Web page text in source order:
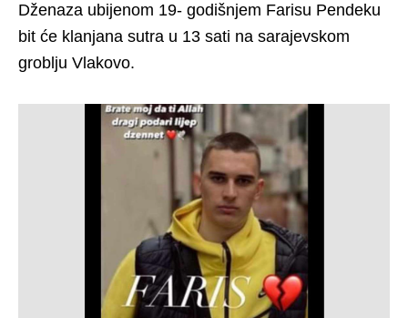
Dženaza ubijenom 19- godišnjem Farisu Pendeku
bit će klanjana sutra u 13 sati na sarajevskom
groblju Vlakovo.